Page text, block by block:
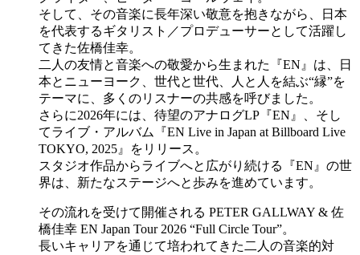
そして、その音楽に長年深い敬意を抱きながら、日本
を代表するギタリスト／プロデューサーとして活躍し
てきた佐橋佳幸。
二人の友情と音楽への敬愛から生まれた『EN』は、日
本とニューヨーク、世代と世代、人と人を結ぶ“縁”を
テーマに、多くのリスナーの共感を呼びました。
さらに2026年には、待望のアナログLP『EN』、そし
てライブ・アルバム『EN Live in Japan at Billboard Live
TOKYO, 2025』をリリース。
スタジオ作品からライブへと広がり続ける『EN』の世
界は、新たなステージへと歩みを進めています。
その流れを受けて開催される PETER GALLWAY & 佐
橋佳幸 EN Japan Tour 2026 “Full Circle Tour”。
長いキャリアを通じて培われてきた二人の音楽的対